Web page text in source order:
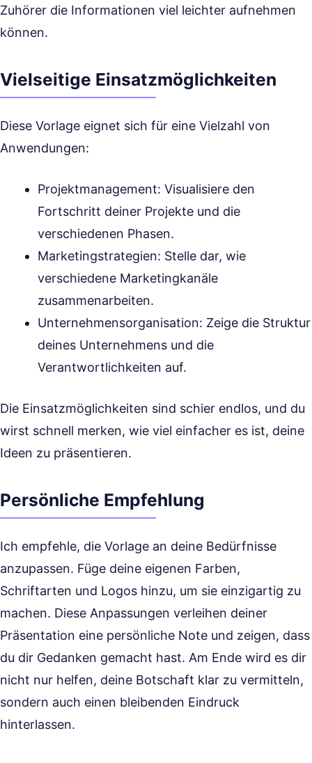
Zuhörer die Informationen viel leichter aufnehmen
können.
Vielseitige Einsatzmöglichkeiten
Diese Vorlage eignet sich für eine Vielzahl von
Anwendungen:
Projektmanagement: Visualisiere den
Fortschritt deiner Projekte und die
verschiedenen Phasen.
Marketingstrategien: Stelle dar, wie
verschiedene Marketingkanäle
zusammenarbeiten.
Unternehmensorganisation: Zeige die Struktur
deines Unternehmens und die
Verantwortlichkeiten auf.
Die Einsatzmöglichkeiten sind schier endlos, und du
wirst schnell merken, wie viel einfacher es ist, deine
Ideen zu präsentieren.
Persönliche Empfehlung
Ich empfehle, die Vorlage an deine Bedürfnisse
anzupassen. Füge deine eigenen Farben,
Schriftarten und Logos hinzu, um sie einzigartig zu
machen. Diese Anpassungen verleihen deiner
Präsentation eine persönliche Note und zeigen, dass
du dir Gedanken gemacht hast. Am Ende wird es dir
nicht nur helfen, deine Botschaft klar zu vermitteln,
sondern auch einen bleibenden Eindruck
hinterlassen.